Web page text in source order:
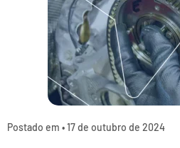
Postado em •17 de outubro de 2024